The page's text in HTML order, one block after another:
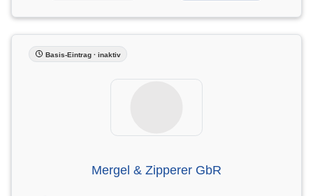
Basis-Eintrag · inaktiv
Mergel & Zipperer GbR